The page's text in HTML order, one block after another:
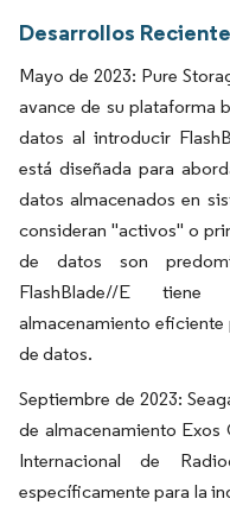
Desarrollos
Mayo de 2023: Pure
avance de su plataforma
datos al introducir
está diseñada para
datos almacenados en
consideran "activos" o
de datos son
FlashBlade//E
almacenamiento
de datos.
Septiembre de 2023:
de almacenamiento Exos
Internacional de
específicamente para la